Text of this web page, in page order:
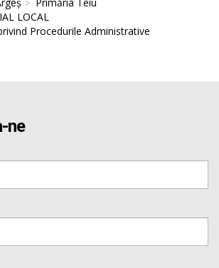
LOCAL
Procedurile Administrative
ne